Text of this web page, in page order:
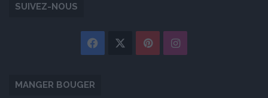
SUIVEZ-NOUS
Facebook PinterestInstagram
MANGER BOUGER